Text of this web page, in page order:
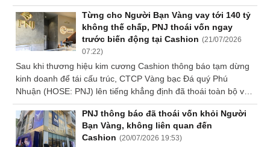
thương hiệu quen thuộc. Thay vào đó, yếu
tố được quan tâm nhiều hơn là chiếc đồng
hồ có hợp với nhịp sống, trang phục và tần
suất sử dụng hằng ngày hay không.
Từng cho Người Bạn Vàng vay tới 140 tỷ
không thế chấp, PNJ thoái vốn ngay
trước biến động tại Cashion (21/07/2026
07:22)
Sau khi thương hiệu kim cương Cashion thông báo tạm dừng
kinh doanh để tái cấu trúc, CTCP Vàng bạc Đá quý Phú
Nhuận (HOSE: PNJ) lên tiếng khẳng định đã thoái toàn bộ vốn
tại Người Bạn Vàng và Cashion không phải là đối tác, công ty
con, công ty liên kết hay doanh nghiệp thuộc hệ sinh thái của
PNJ.
PNJ thông báo đã thoái vốn khỏi Người
Bạn Vàng, không liên quan đến
Cashion (20/07/2026 19:53)
Dữ
tài
chính